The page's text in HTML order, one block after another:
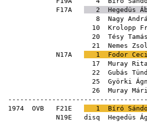
F17A
2
Hegedüs
8
Nagy
10
Krolopp
20
Tésy Tamás
21
Nemes
N17A
1
Fodor
17
Muray Rita
22
Gubás
25
Györki
26
Muray
1974 OVB F21E 1 Bíró
N19E disq Hegedüs